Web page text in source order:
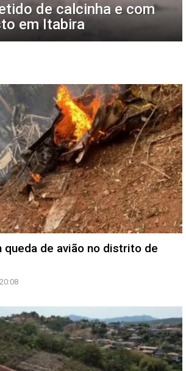
de calcinha e com
em Itabira
queda de avião no distrito de